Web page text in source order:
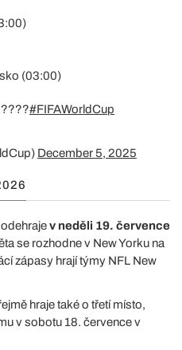
(03:00)
????#FIFAWorldCup
December 5, 2025
v neděli 19. července
se rozhodne v New Yorku na
zápasy hrají týmy NFL New
hraje také o třetí místo,
v sobotu 18. července v